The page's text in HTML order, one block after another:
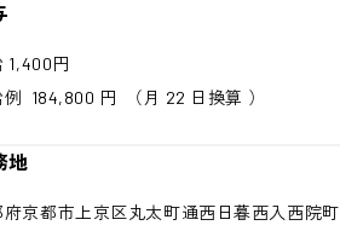
1,400円
例 184,800 円
（月 22 日換算 ）
地
府京都市上京区丸太町通西日暮西入西院町